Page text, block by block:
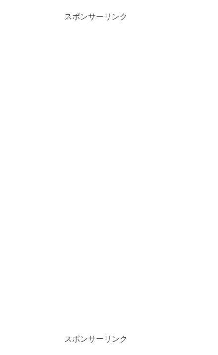
スポンサーリンク
スポンサーリンク